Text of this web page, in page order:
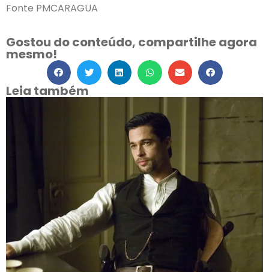
Fonte PMCARAGUA
Gostou do conteúdo, compartilhe agora
mesmo!
Leia também